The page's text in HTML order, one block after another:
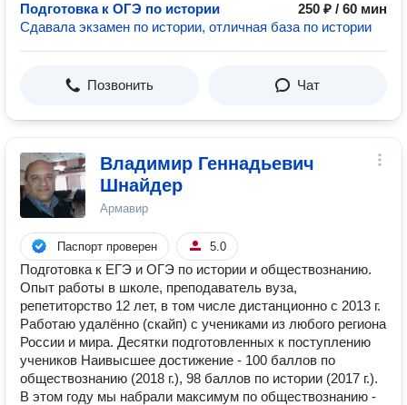
Подготовка к ОГЭ по истории
250 ₽ / 60 мин
Сдавала экзамен по истории, отличная база по истории
Позвонить Чат
Владимир Геннадьевич
Шнайдер
Армавир
Паспорт проверен 5.0
Подготовка к ЕГЭ и ОГЭ по истории и обществознанию.
Опыт работы в школе, преподаватель вуза,
репетиторство 12 лет, в том числе дистанционно с 2013 г.
Работаю удалённо (скайп) с учениками из любого региона
России и мира. Десятки подготовленных к поступлению
учеников Наивысшее достижение - 100 баллов по
обществознанию (2018 г.), 98 баллов по истории (2017 г.).
В этом году мы набрали максимум по обществознанию -